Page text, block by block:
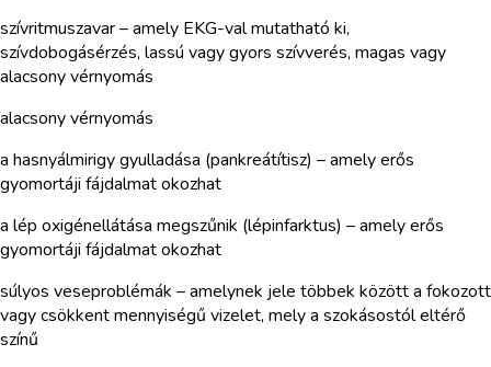
szívritmuszavar – amely EKG-val mutatható ki,
szívdobogásérzés, lassú vagy gyors szívverés, magas vagy
alacsony vérnyomás
alacsony vérnyomás
a hasnyálmirigy gyulladása (pankreátítisz) – amely erős
gyomortáji fájdalmat okozhat
a lép oxigénellátása megszűnik (lépinfarktus) – amely erős
gyomortáji fájdalmat okozhat
súlyos veseproblémák – amelynek jele többek között a fokozott
vagy csökkent mennyiségű vizelet, mely a szokásostól eltérő
színű